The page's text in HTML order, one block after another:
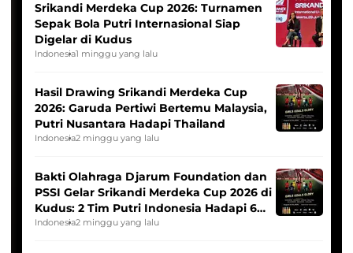
Srikandi Merdeka Cup 2026: Turnamen
Sepak Bola Putri Internasional Siap
Digelar di Kudus
Indonesia1 minggu yang lalu
Hasil Drawing Srikandi Merdeka Cup
2026: Garuda Pertiwi Bertemu Malaysia,
Putri Nusantara Hadapi Thailand
Indonesia2 minggu yang lalu
Bakti Olahraga Djarum Foundation dan
PSSI Gelar Srikandi Merdeka Cup 2026 di
Kudus: 2 Tim Putri Indonesia Hadapi 6
Tim Asia
Indonesia2 minggu yang lalu